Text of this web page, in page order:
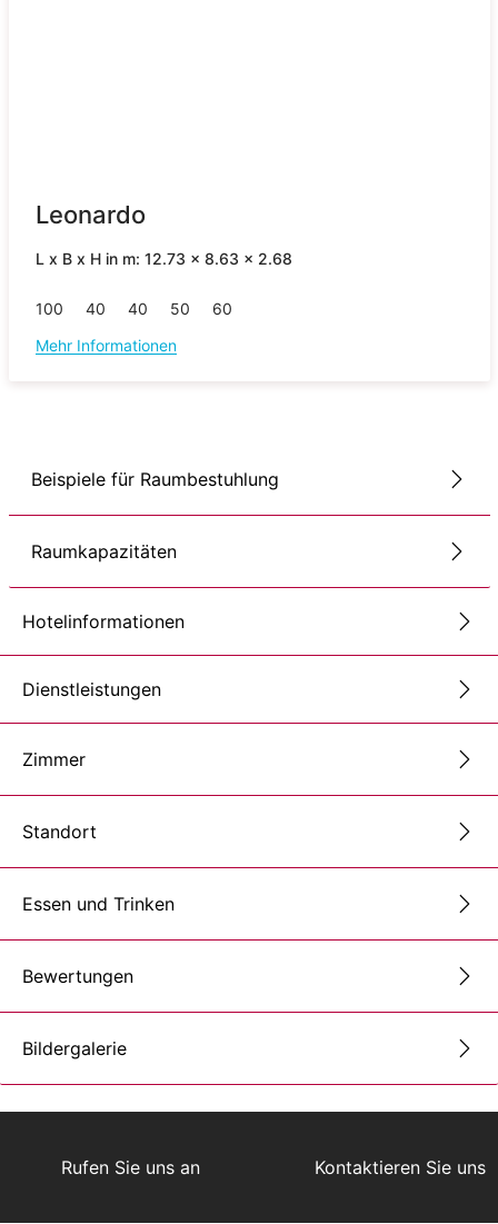
Leonardo
L x B x H in m: 12.73 x 8.63 x 2.68
100 40 40 50
60
Mehr Informationen
Beispiele für Raumbestuhlung
Raumkapazitäten
Hotelinformationen
Dienstleistungen
Zimmer
Standort
Essen und Trinken
Bewertungen
Bildergalerie
Rufen Sie uns an Kontaktieren Sie uns